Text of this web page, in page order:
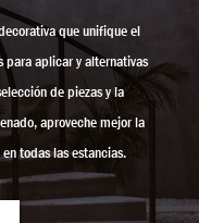
que unifique el
para aplicar y alternativas
de piezas y la
aproveche mejor la
todas las estancias.